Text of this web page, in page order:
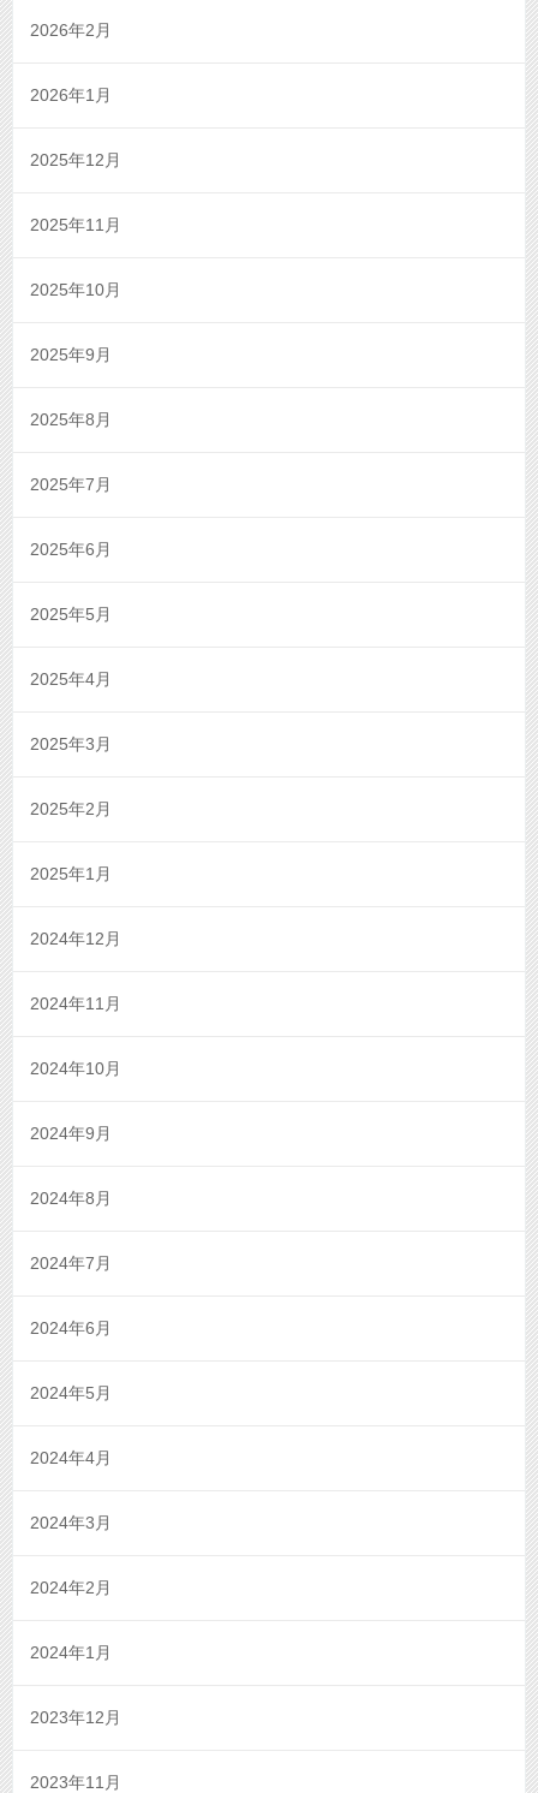
2026年2月
2026年1月
2025年12月
2025年11月
2025年10月
2025年9月
2025年8月
2025年7月
2025年6月
2025年5月
2025年4月
2025年3月
2025年2月
2025年1月
2024年12月
2024年11月
2024年10月
2024年9月
2024年8月
2024年7月
2024年6月
2024年5月
2024年4月
2024年3月
2024年2月
2024年1月
2023年12月
2023年11月